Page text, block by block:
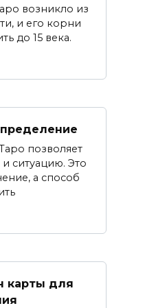
возникло из
и его корни
до 15 века.
позволяет
ситуацию. Это
а способ
карты для